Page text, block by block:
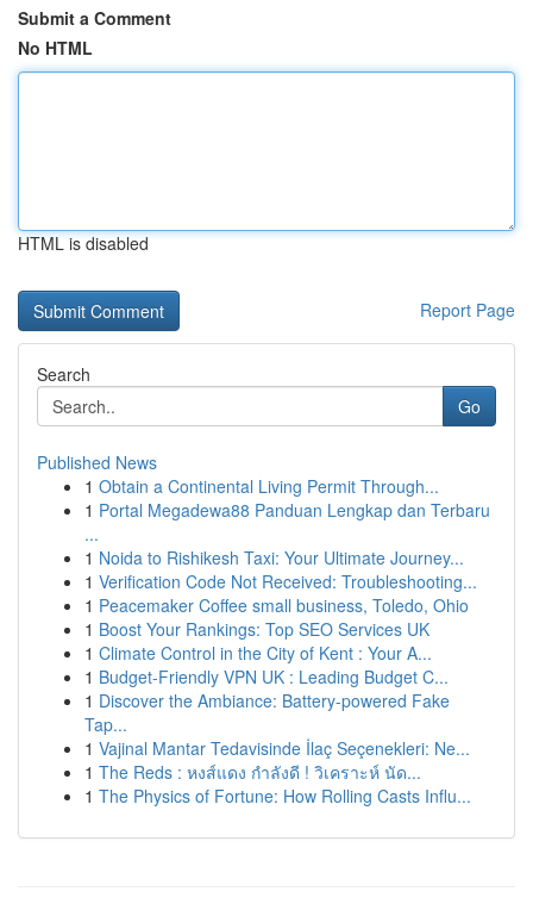
Submit a Comment
No HTML
HTML is disabled
Report Page
Search
Go
Published News
1 Obtain a Continental Living Permit Through...
1 Portal Megadewa88 Panduan Lengkap dan Terbaru
...
1 Noida to Rishikesh Taxi: Your Ultimate Journey...
1 Verification Code Not Received: Troubleshooting...
1 Peacemaker Coffee small business, Toledo, Ohio
1 Boost Your Rankings: Top SEO Services UK
1 Climate Control in the City of Kent : Your A...
1 Budget-Friendly VPN UK : Leading Budget C...
1 Discover the Ambiance: Battery-powered Fake
Tap...
1 Vajinal Mantar Tedavisinde İlaç Seçenekleri: Ne...
1 The Reds : หงส์แดง กำลังดี ! วิเคราะห์ นัด...
1 The Physics of Fortune: How Rolling Casts Influ...